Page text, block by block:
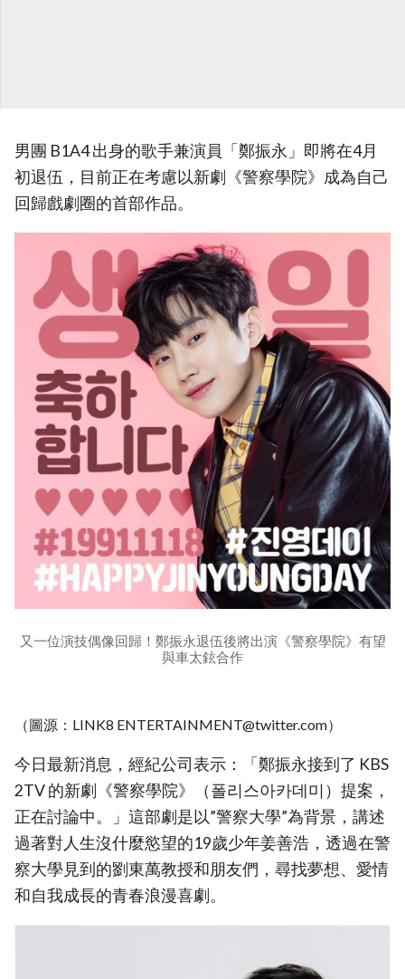
男團 B1A4 出身的歌手兼演員「鄭振永」即將在4月
初退伍，目前正在考慮以新劇《警察學院》成為自己
回歸戲劇圈的首部作品。
又一位演技偶像回歸！鄭振永退伍後將出演《警察學院》有望
與車太鉉合作
（圖源：LINK8 ENTERTAINMENT@twitter.com）
今日最新消息，經紀公司表示：「鄭振永接到了 KBS
2TV 的新劇《警察學院》（폴리스아카데미）提案，
正在討論中。」這部劇是以”警察大學”為背景，講述
過著對人生沒什麼慾望的19歲少年姜善浩，透過在警
察大學見到的劉東萬教授和朋友們，尋找夢想、愛情
和自我成長的青春浪漫喜劇。